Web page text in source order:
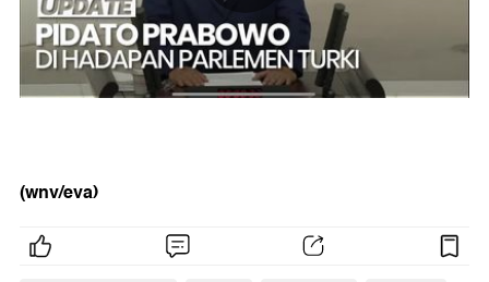
(wnv/eva)